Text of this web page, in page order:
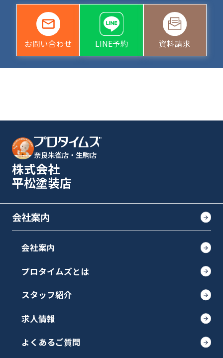
お問い合わせ LINE予約 資料請求
奈良朱雀店・生駒店
株式会社
平松塗装店
会社案内
会社案内
プロタイムズとは
スタッフ紹介
求人情報
よくあるご質問